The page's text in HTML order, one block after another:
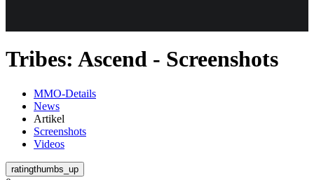
Tribes: Ascend - Screenshots
MMO-Details
News
Artikel
Screenshots
Videos